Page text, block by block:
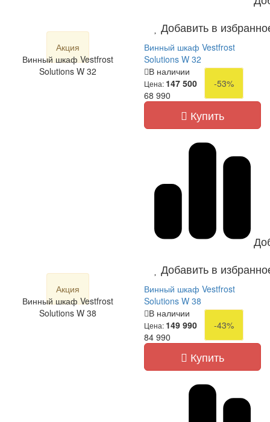
Добавить в
Акция
Винный шкаф Vestfrost
Solutions W 32
Винный шкаф Vestfrost
Solutions W 32
В наличии
Цена: 147 500
-53%
68 990
Купить
Добавить в
Акция
Винный шкаф Vestfrost
Solutions W 38
Винный шкаф Vestfrost
Solutions W 38
В наличии
Цена: 149 990
-43%
84 990
Купить